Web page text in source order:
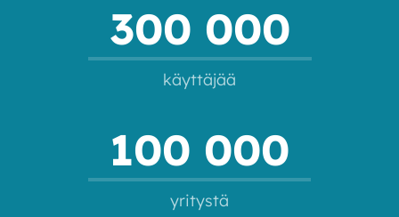
300 000
käyttäjää
100 000
yritystä